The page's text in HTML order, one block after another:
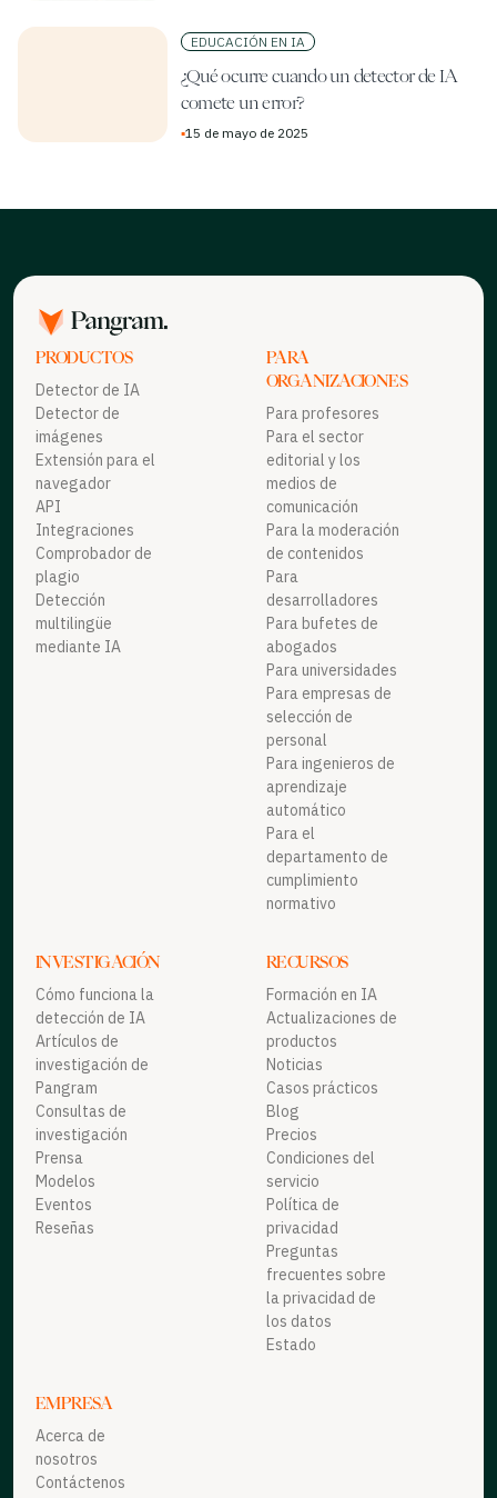
EDUCACIÓN EN IA
¿Qué ocurre cuando un detector de IA
comete un error?
▪15 de mayo de 2025
PRODUCTOS
Detector de IA
Detector de
imágenes
Extensión para el
navegador
API
Integraciones
Comprobador de
plagio
Detección
multilingüe
mediante IA
PARA
ORGANIZACIONES
Para profesores
Para el sector
editorial y los
medios de
comunicación
Para la moderación
de contenidos
Para
desarrolladores
Para bufetes de
abogados
Para universidades
Para empresas de
selección de
personal
Para ingenieros de
aprendizaje
automático
Para el
departamento de
cumplimiento
normativo
INVESTIGACIÓN
Cómo funciona la
detección de IA
Artículos de
investigación de
Pangram
Consultas de
investigación
Prensa
Modelos
Eventos
Reseñas
RECURSOS
Formación en IA
Actualizaciones de
productos
Noticias
Casos prácticos
Blog
Precios
Condiciones del
servicio
Política de
privacidad
Preguntas
frecuentes sobre
la privacidad de
los datos
Estado
EMPRESA
Acerca de
nosotros
Contáctenos